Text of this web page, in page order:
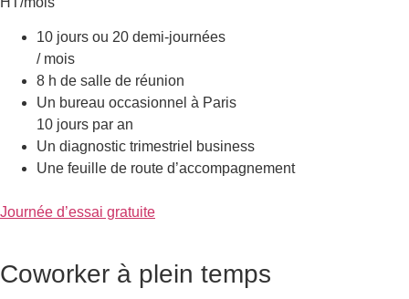
10 jours ou 20 demi-journées
/ mois
8 h de salle de réunion
Un bureau occasionnel à Paris
10 jours par an
Un diagnostic trimestriel business
Une feuille de route d’accompagnement
Journée d’essai gratuite
Coworker à plein temps